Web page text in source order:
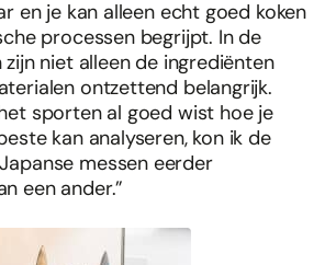
en je kan alleen echt goed koken
processen begrijpt. In de
zijn niet alleen de ingrediënten
ontzettend belangrijk.
sporten al goed wist hoe je
kan analyseren, kon ik de
messen eerder
een ander.”